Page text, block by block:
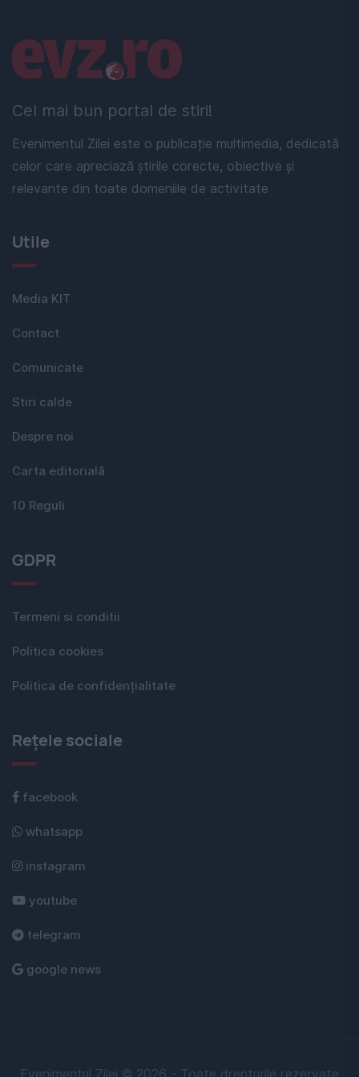
Cel mai bun portal de stiri!
Evenimentul Zilei este o publicație multimedia, dedicată
celor care apreciază știrile corecte, obiective și
relevante din toate domeniile de activitate
Linkuri utile
Utile
Media KIT
Contact
Comunicate
Stiri calde
Despre noi
Carta editorială
10 Reguli
GDPR
Termeni si conditii
Politica cookies
Politica de confidențialitate
Rețele sociale
facebook
whatsapp
instagram
youtube
telegram
google news
Evenimentul Zilei © 2026 - Toate drepturile rezervate